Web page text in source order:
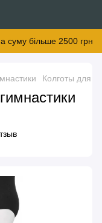
суму більше 2500 грн
Колготы для